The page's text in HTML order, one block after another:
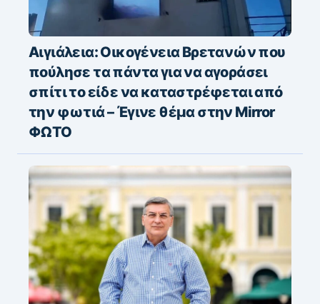
Αιγιάλεια: Οικογένεια Βρετανών που
πούλησε τα πάντα για να αγοράσει
σπίτι το είδε να καταστρέφεται από
την φωτιά – Έγινε θέμα στην Mirror
ΦΩΤΟ